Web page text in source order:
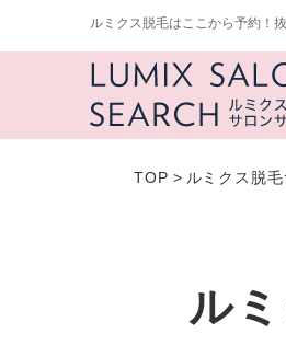
ルミクス脱毛はここから予約！
TOP > ルミクス脱
ル